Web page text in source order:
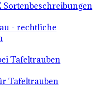
Sortenbeschreibungen
- rechtliche
Tafeltrauben
Tafeltrauben